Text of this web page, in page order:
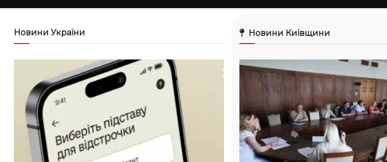
Новини України Новини Київщини